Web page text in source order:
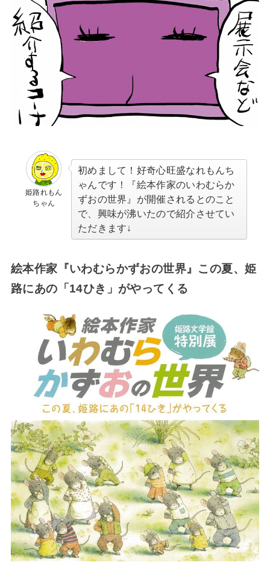
姫路れもん
ちゃん
初めまして！好奇心旺盛なれもんち
ゃんです！『絵本作家のいわむらか
ずおの世界』が開催されるとのこと
で、興味が沸いたので紹介させてい
ただきます↓
絵本作家『いわむらかずおの世界』この夏、姫
路にあの「14ひき」がやってくる